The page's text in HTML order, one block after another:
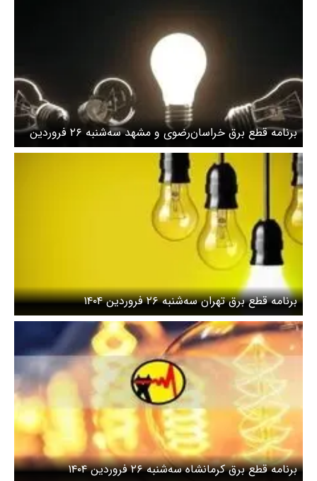
برنامه قطع برق خراسان‌رضوی و مشهد سه‌شنبه ۲۶ فروردین
۱۴۰۴
برنامه قطع برق تهران سه‌شنبه ۲۶ فروردین ۱۴۰۴
برنامه قطع برق کرمانشاه سه‌شنبه ۲۶ فروردین ۱۴۰۴